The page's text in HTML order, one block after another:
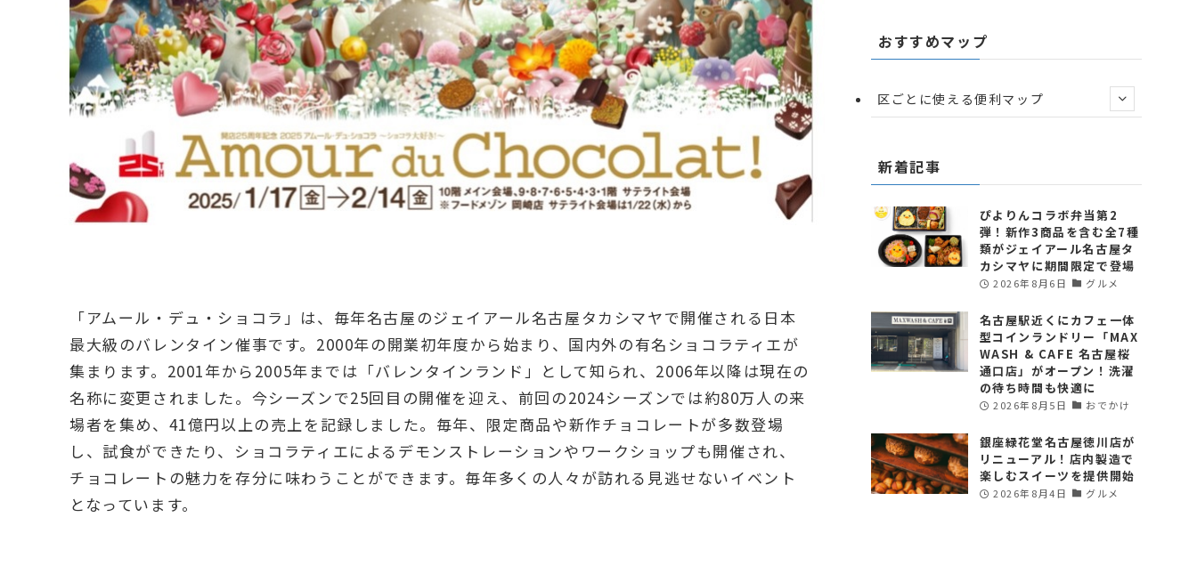
「アムール・デュ・ショコラ」は、毎年名古屋のジェイアール名古屋タカシマヤで開催される日本
最大級のバレンタイン催事です。2000年の開業初年度から始まり、国内外の有名ショコラティエが
集まります。2001年から2005年までは「バレンタインランド」として知られ、2006年以降は現在の
名称に変更されました。今シーズンで25回目の開催を迎え、前回の2024シーズンでは約80万人の来
場者を集め、41億円以上の売上を記録しました。毎年、限定商品や新作チョコレートが多数登場
し、試食ができたり、ショコラティエによるデモンストレーションやワークショップも開催され、
チョコレートの魅力を存分に味わうことができます。毎年多くの人々が訪れる見逃せないイベント
となっています。
おすすめマップ
区ごとに使える便利マップ
新着記事
ぴよりんコラボ弁当第2
弾！新作3商品を含む全7種
類がジェイアール名古屋タ
カシマヤに期間限定で登場
2026年8月6日 グルメ
名古屋駅近くにカフェ一体
型コインランドリー「MAX
WASH & CAFE 名古屋桜
通口店」がオープン！洗濯
の待ち時間も快適に
2026年8月5日 おでかけ
銀座緑花堂名古屋徳川店が
リニューアル！店内製造で
楽しむスイーツを提供開始
2026年8月4日 グルメ